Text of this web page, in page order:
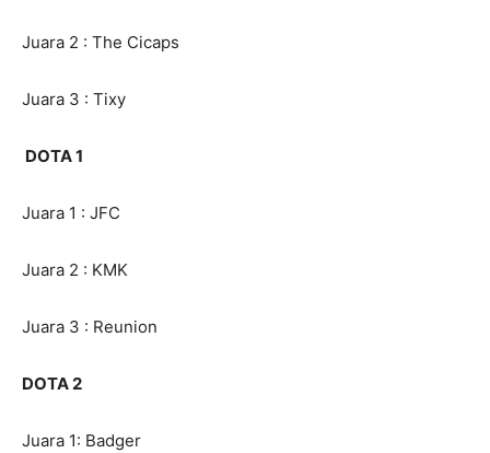
Juara 2 : The Cicaps
Juara 3 : Tixy
DOTA 1
Juara 1 : JFC
Juara 2 : KMK
Juara 3 : Reunion
DOTA 2
Juara 1: Badger